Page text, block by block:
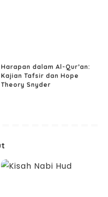
Harapan dalam Al-Qur’an:
Kajian Tafsir dan Hope
Theory Snyder